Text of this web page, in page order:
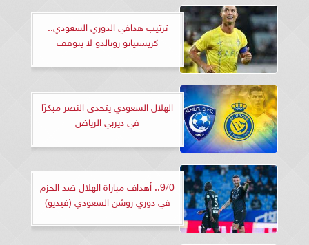
ترتيب هدافي الدوري السعودي..
كريستيانو رونالدو لا يتوقف
الهلال السعودي يتحدى النصر مبكرًا
في ديربي الرياض
9/0.. أهداف مباراة الهلال ضد الحزم
في دوري روشن السعودي (فيديو)